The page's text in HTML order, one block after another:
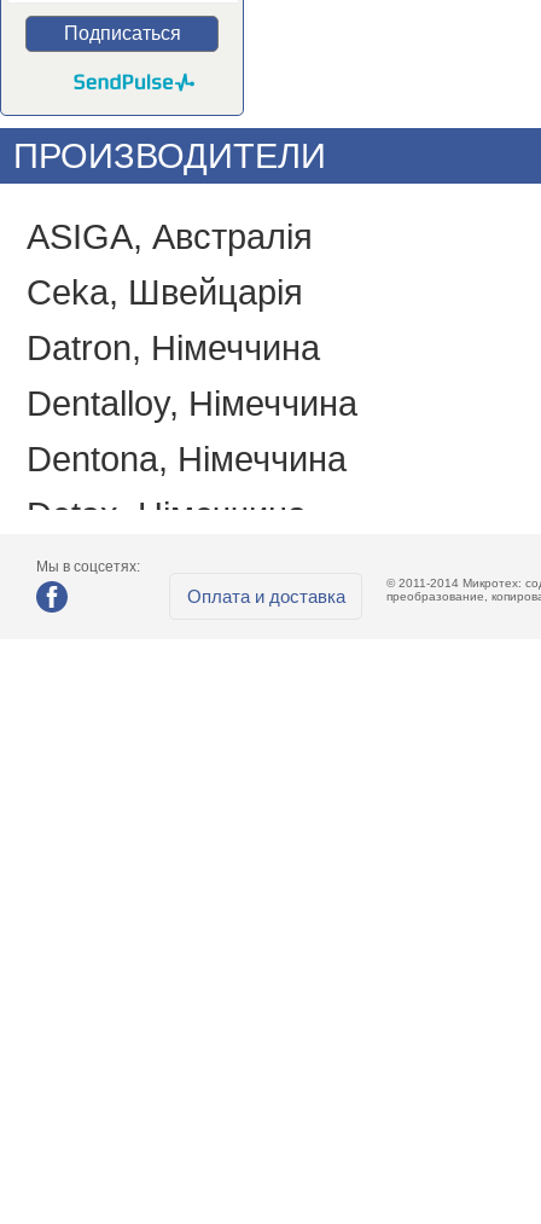
Подписаться
ПРОИЗВОДИТЕЛИ
ASIGA, Австралія
Ceka, Швейцарія
Datron, Німеччина
Dentalloy, Німеччина
Dentona, Німеччина
Detax, Німеччина
Emotions, Україна
Itena, Франція
Мы в соцсетях:
Оплата и доставка
© 2011-2014 Микротех:
преобразование,